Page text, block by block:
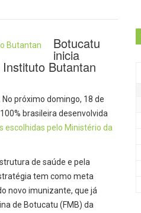
Botucatu
inicia
Butantan
próximo domingo, 18 de
brasileira desenvolvida
escolhidas pelo Ministério da
de saúde e pela
tem como meta
novo imunizante, que já
de Botucatu (FMB) da